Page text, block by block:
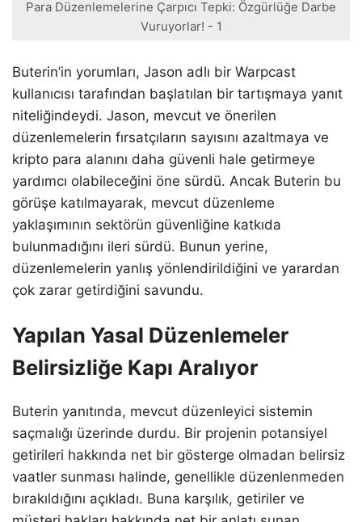
Para Düzenlemelerine Çarpıcı Tepki: Özgürlüğe Darbe
Vuruyorlar! - 1
Buterin’in yorumları, Jason adlı bir Warpcast
kullanıcısı tarafından başlatılan bir tartışmaya yanıt
niteliğindeydi. Jason, mevcut ve önerilen
düzenlemelerin fırsatçıların sayısını azaltmaya ve
kripto para alanını daha güvenli hale getirmeye
yardımcı olabileceğini öne sürdü. Ancak Buterin bu
görüşe katılmayarak, mevcut düzenleme
yaklaşımının sektörün güvenliğine katkıda
bulunmadığını ileri sürdü. Bunun yerine,
düzenlemelerin yanlış yönlendirildiğini ve yarardan
çok zarar getirdiğini savundu.
Yapılan Yasal Düzenlemeler
Belirsizliğe Kapı Aralıyor
Buterin yanıtında, mevcut düzenleyici sistemin
saçmalığı üzerinde durdu. Bir projenin potansiyel
getirileri hakkında net bir gösterge olmadan belirsiz
vaatler sunması halinde, genellikle düzenlenmeden
bırakıldığını açıkladı. Buna karşılık, getiriler ve